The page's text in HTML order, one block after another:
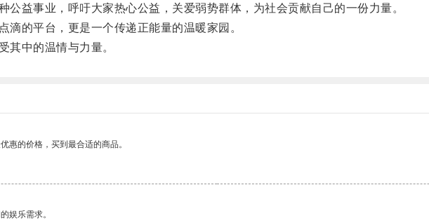
益事业，呼吁大家热心公益，关爱弱势群体，为社会贡献自己的一份力量。
的平台，更是一个传递正能量的温暖家园。
中的温情与力量。
惠的价格，买到最合适的商品。
娱乐需求。